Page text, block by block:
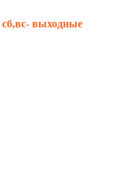
сб,вс- выходные